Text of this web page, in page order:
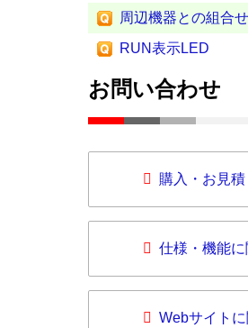
周辺機器との組合
RUN表示LED
お問い合わせ
購入・お見
仕様・機能
Webサイト